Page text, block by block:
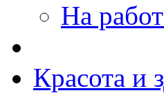
На
Красота и